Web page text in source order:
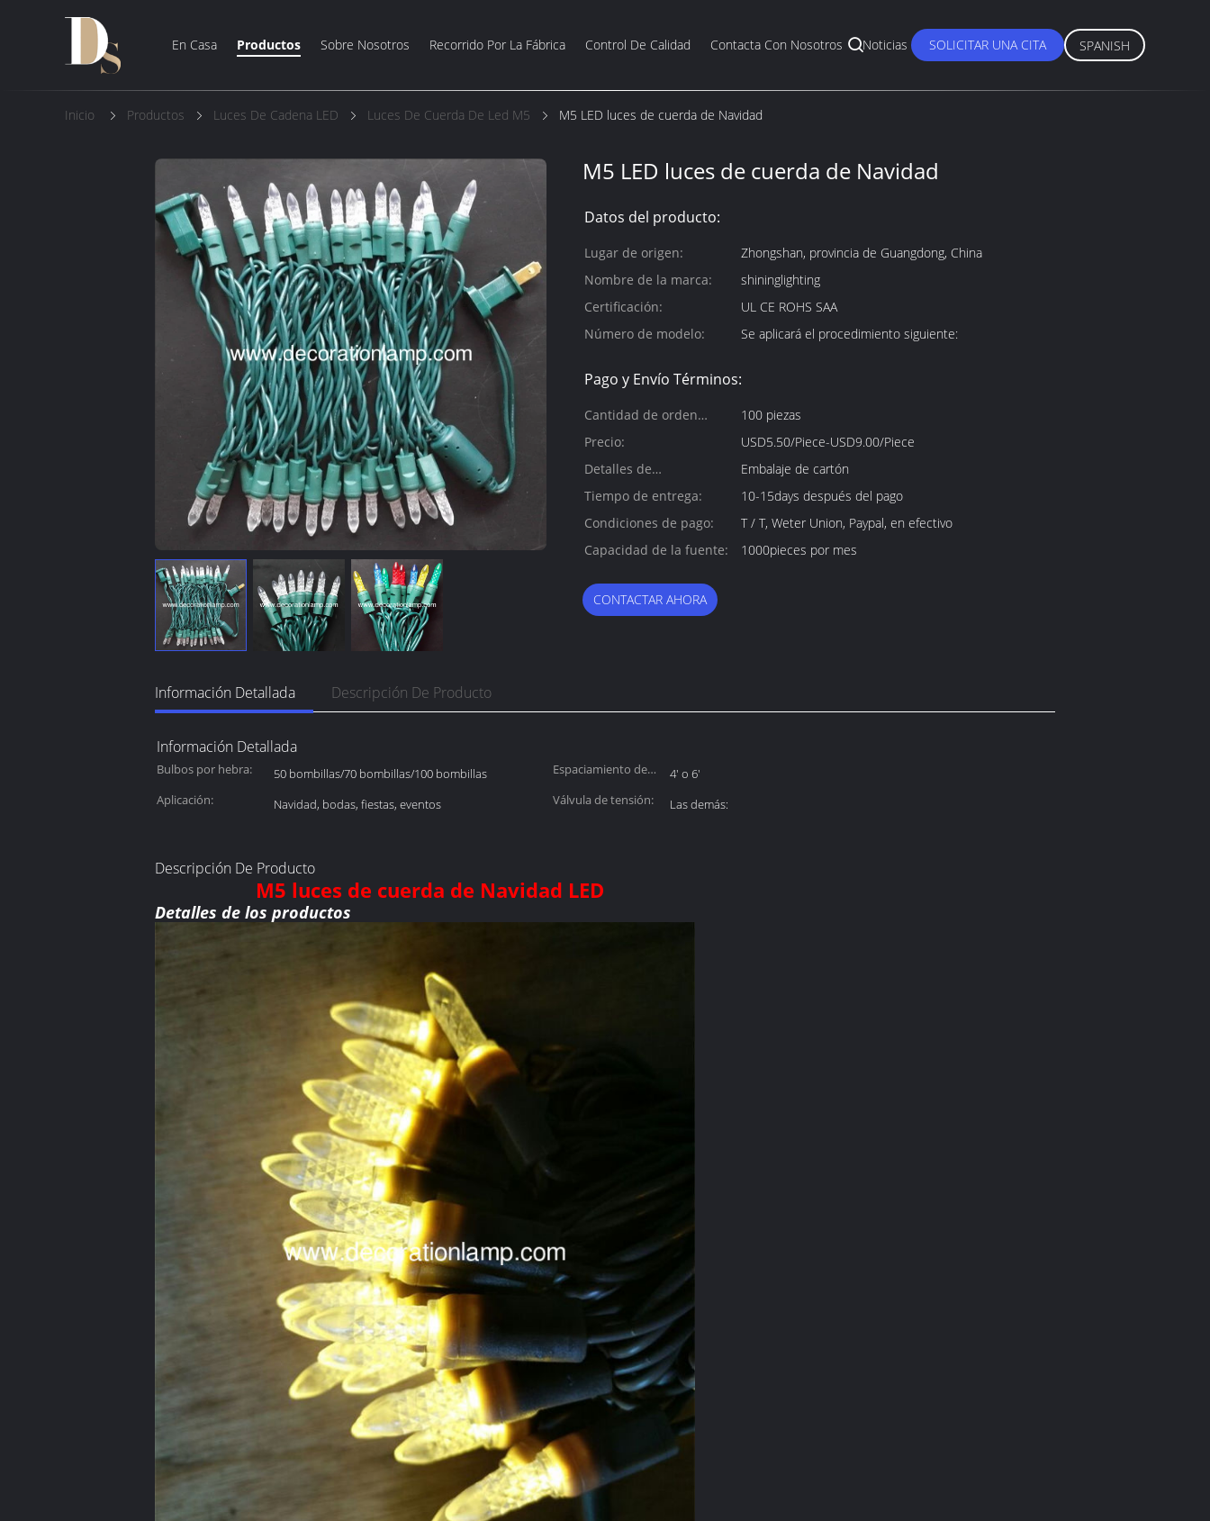
En Casa Productos Sobre Nosotros Recorrido Por La Fábrica Control De Calidad Contacta Con Nosotros Noticias SOLICITAR UNA CITA SPANISH
Inicio Productos Luces De Cadena LED Luces De Cuerda De Led M5 M5 LED luces de cuerda de Navidad
M5 LED luces de cuerda de Navidad
Datos del producto:
Lugar de origen:
Zhongshan, provincia de Guangdong, China
Nombre de la marca:
shininglighting
Certificación:
UL CE ROHS SAA
Número de modelo:
Se aplicará el procedimiento siguiente:
Pago y Envío Términos:
Cantidad de orden
mínima:
100 piezas
Precio:
USD5.50/Piece-USD9.00/Piece
Detalles de
empaquetado:
Embalaje de cartón
Tiempo de entrega:
10-15days después del pago
Condiciones de pago:
T / T, Weter Union, Paypal, en efectivo
Capacidad de la fuente:
1000pieces por mes
CONTACTAR AHORA
Información Detallada Descripción De Producto
Información Detallada
Bulbos por hebra: 50 bombillas/70 bombillas/100 bombillas
Espaciamiento de
4' o 6'
Aplicación:
Navidad, bodas, fiestas, eventos Válvula de tensión: Las demás:
Descripción De Producto
M5 luces de cuerda de Navidad LED
Detalles de los productos